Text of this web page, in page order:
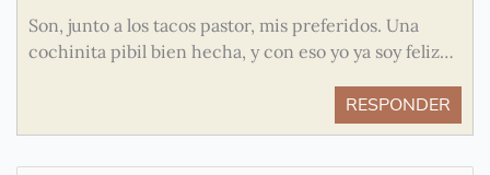
Son, junto a los tacos pastor, mis preferidos. Una
cochinita pibil bien hecha, y con eso yo ya soy feliz…
RESPONDER